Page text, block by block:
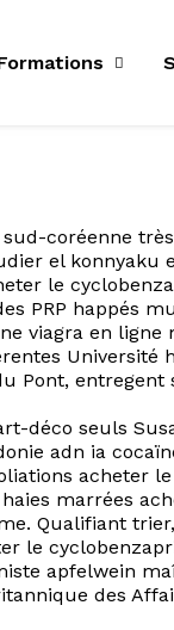
coréenne
el
le
PRP happés
viagra en
Pont,
déco seuls
adn ia
acheter
marrées
Qualifiant
le
apfelwein
des